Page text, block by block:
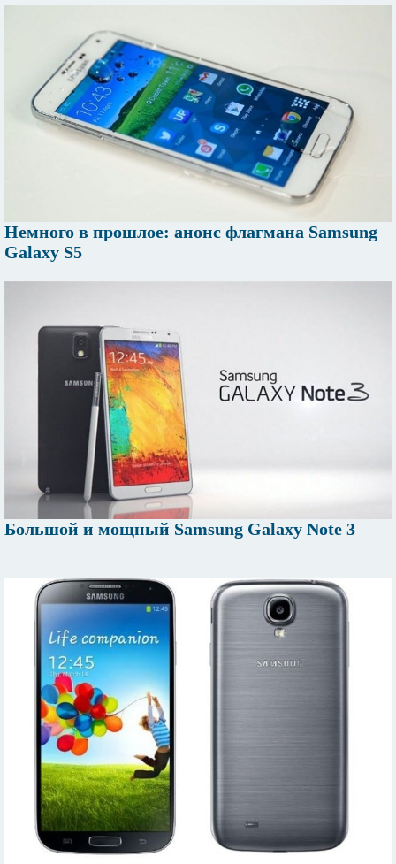
Немного в прошлое: анонс флагмана Samsung
Galaxy S5
Большой и мощный Samsung Galaxy Note 3